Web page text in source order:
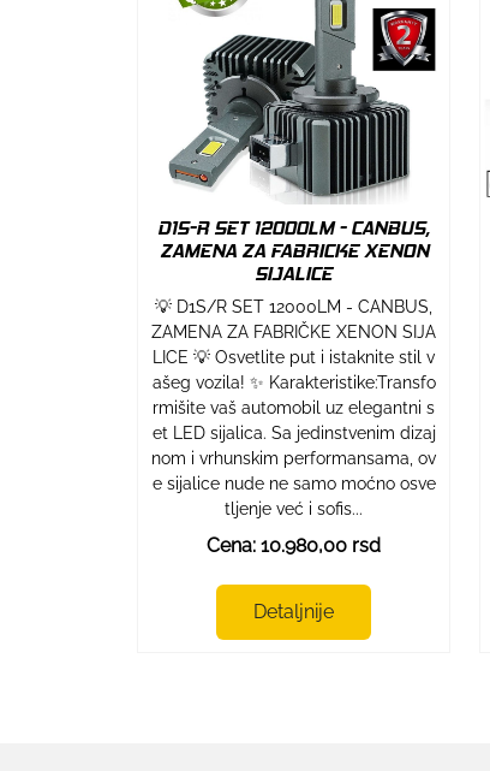
D1S-R SET 12000LM - CANBUS,
ZAMENA ZA FABRICKE XENON
SIJALICE
💡 D1S/R SET 12000LM - CANBUS,
ZAMENA ZA FABRIČKE XENON SIJA
LICE 💡 Osvetlite put i istaknite stil v
ašeg vozila! ✨ Karakteristike:Transfo
rmišite vaš automobil uz elegantni s
et LED sijalica. Sa jedinstvenim dizaj
nom i vrhunskim performansama, ov
e sijalice nude ne samo moćno osve
tljenje već i sofis...
Cena: 10.980,00 rsd
Detaljnije